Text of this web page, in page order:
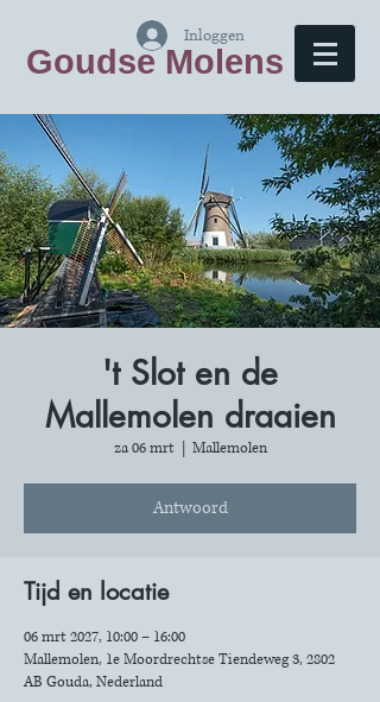
Goudse Molens
Inloggen
't Slot en de
Mallemolen draaien
za 06 mrt
  |
Mallemolen
Antwoord
Tijd en locatie
06 mrt 2027, 10:00 – 16:00
Mallemolen, 1e Moordrechtse Tiendeweg 3, 2802
AB Gouda, Nederland